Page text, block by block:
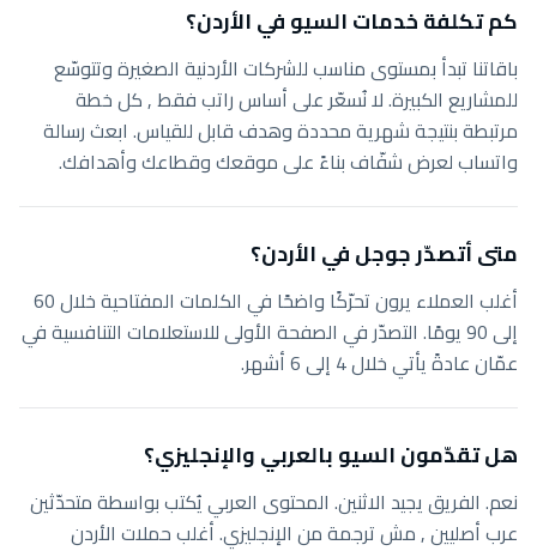
كم تكلفة خدمات السيو في الأردن؟
باقاتنا تبدأ بمستوى مناسب للشركات الأردنية الصغيرة وتتوسّع
للمشاريع الكبيرة. لا نُسعّر على أساس راتب فقط , كل خطة
مرتبطة بنتيجة شهرية محددة وهدف قابل للقياس. ابعث رسالة
واتساب لعرض شفّاف بناءً على موقعك وقطاعك وأهدافك.
متى أتصدّر جوجل في الأردن؟
أغلب العملاء يرون تحرّكًا واضحًا في الكلمات المفتاحية خلال 60
إلى 90 يومًا. التصدّر في الصفحة الأولى للاستعلامات التنافسية في
عمّان عادةً يأتي خلال 4 إلى 6 أشهر.
هل تقدّمون السيو بالعربي والإنجليزي؟
نعم. الفريق يجيد الاثنين. المحتوى العربي يُكتب بواسطة متحدّثين
عرب أصليين , مش ترجمة من الإنجليزي. أغلب حملات الأردن